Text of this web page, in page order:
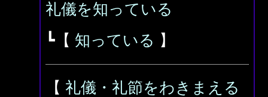
礼儀を知っている
┗【 知っている 】
【 礼儀・礼節をわきまえる